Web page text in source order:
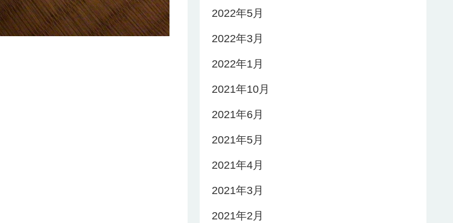
2022年5月
2022年3月
2022年1月
2021年10月
2021年6月
2021年5月
2021年4月
2021年3月
2021年2月